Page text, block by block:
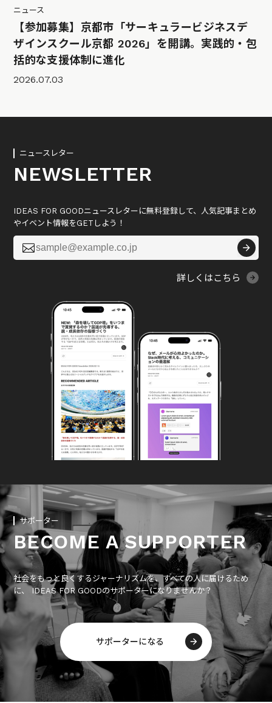
ニュース
【参加募集】京都市「サーキュラービジネスデ
ザインスクール京都 2026」を開講。実践的・包
括的な支援体制に進化
2026.07.03
ニュースレター
NEWSLETTER
IDEAS FOR GOODニュースレターに無料登録して、人気記事まとめ
やイベント情報をGETしよう！

詳しくはこちら
サポーター
BECOME A SUPPORTER
社会をもっと良くするジャーナリズムを、すべての人に届けるため
に、 IDEAS FOR GOODのサポーターになりませんか？
サポーターになる